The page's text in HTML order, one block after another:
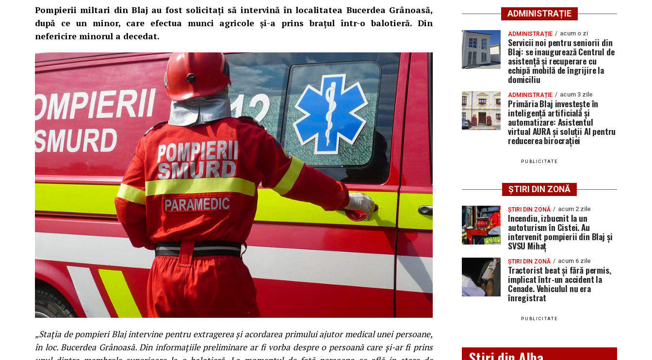
Pompierii miltari din Blaj au fost solicitați să intervină în localitatea Bucerdea Grânoasă,
după ce un minor, care efectua munci agricole și-a prins brațul într-o balotieră. Din
nefericire minorul a decedat.
„Stația de pompieri Blaj intervine pentru extragerea și acordarea primului ajutor medical unei persoane,
în loc. Bucerdea Grânoasă. Din informațiile preliminare ar fi vorba despre o persoană care și-ar fi prins
ADMINISTRAȚIE
ADMINISTRAȚIE acum o zi
Servicii noi pentru seniorii din
Blaj: se inaugurează Centrul de
asistență și recuperare cu
echipă mobilă de îngrijire la
domiciliu
ADMINISTRAȚIE acum 3 zile
Primăria Blaj investește în
inteligență artificială și
automatizare: Asistentul
virtual AURA și soluții AI pentru
reducerea birocrației
PUBLICITATE
ȘTIRI DIN ZONĂ
ȘTIRI DIN ZONĂ acum 2 zile
Incendiu, izbucnit la un
autoturism în Cistei. Au
intervenit pompierii din Blaj și
SVSU Mihaț
ȘTIRI DIN ZONĂ acum 6 zile
Tractorist beat și fără permis,
implicat într-un accident la
Cenade. Vehiculul nu era
înregistrat
PUBLICITATE